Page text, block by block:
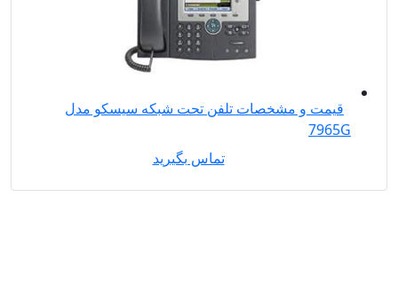
قیمت و مشخصات تلفن تحت شبکه سیسکو مدل
7965G
تماس بگیرید